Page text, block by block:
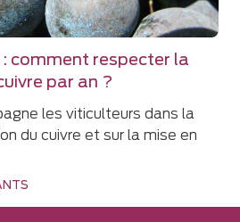
: comment respecter la
par an ?
les viticulteurs dans la
du cuivre et sur la mise en